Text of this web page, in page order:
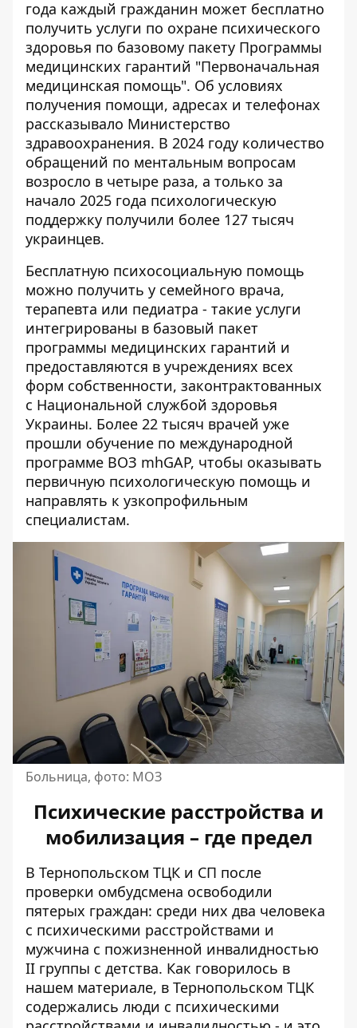
года каждый гражданин может бесплатно
получить услуги по охране психического
здоровья по базовому пакету Программы
медицинских гарантий "Первоначальная
медицинская помощь". Об условиях
получения помощи, адресах и телефонах
рассказывало Министерство
здравоохранения. В 2024 году количество
обращений по ментальным вопросам
возросло в четыре раза, а только за
начало 2025 года психологическую
поддержку получили более 127 тысяч
украинцев.
Бесплатную психосоциальную помощь
можно получить у семейного врача,
терапевта или педиатра - такие услуги
интегрированы в базовый пакет
программы медицинских гарантий и
предоставляются в учреждениях всех
форм собственности, законтрактованных
с Национальной службой здоровья
Украины. Более 22 тысяч врачей уже
прошли обучение по международной
программе ВОЗ mhGAP, чтобы оказывать
первичную психологическую помощь и
направлять к узкопрофильным
специалистам.
Больница, фото: МОЗ
Психические расстройства и
мобилизация – где предел
В Тернопольском ТЦК и СП после
проверки омбудсмена освободили
пятерых граждан: среди них два человека
с психическими расстройствами и
мужчина с пожизненной инвалидностью
II группы с детства. Как говорилось в
нашем материале, в Тернопольском ТЦК
содержались люди с психическими